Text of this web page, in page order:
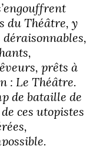
du Théâtre, y
prêts à
: Le Théâtre.
de bataille de
ces utopistes